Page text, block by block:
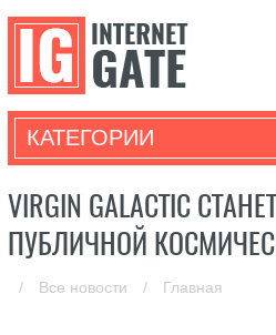
КАТЕГОРИИ
VIRGIN GALACTIC
ПУБЛИЧНОЙ
/ Все новости / Главная